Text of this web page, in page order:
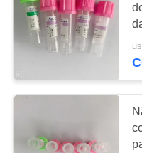
CONTACTE-
NOS
PEÇA
CITAÇÕES
Não
coleção
do